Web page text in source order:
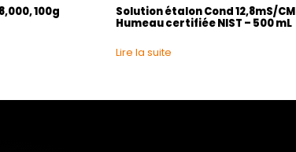
100g
Solution étalon Cond 12,8mS/CM
Humeau certifiée NIST – 500 mL
Lire la suite